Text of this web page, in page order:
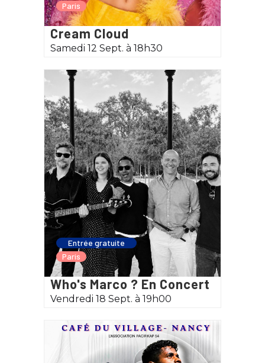
Paris
Cream Cloud
Samedi 12 Sept. à 18h30
Entrée gratuite
Paris
Who's Marco ? En Concert
Vendredi 18 Sept. à 19h00